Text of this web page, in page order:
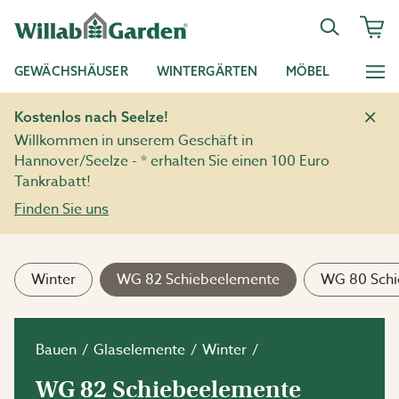
GEWÄCHSHÄUSER WINTERGÄRTEN MÖBEL
Kostenlos nach Seelze!
Willkommen in unserem Geschäft in
Hannover/Seelze - * erhalten Sie einen 100 Euro
Tankrabatt!
Finden Sie uns
Winter WG 82 Schiebeelemente WG 80
Bauen Glaselemente Winter
WG 82 Schiebeelemente